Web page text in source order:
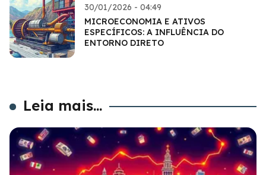
30/01/2026 - 04:49
MICROECONOMIA E ATIVOS
ESPECÍFICOS: A INFLUÊNCIA DO
ENTORNO DIRETO
Leia mais...